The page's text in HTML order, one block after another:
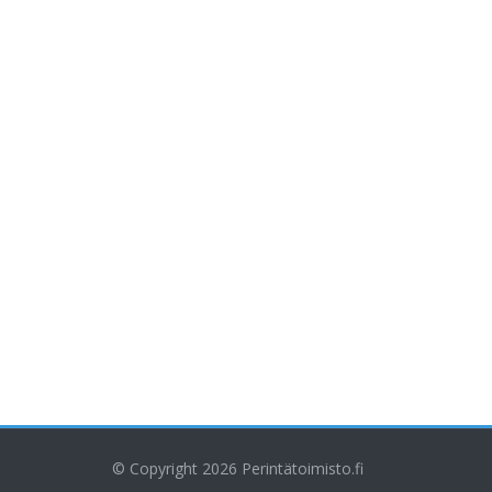
© Copyright 2026 Perintätoimisto.fi